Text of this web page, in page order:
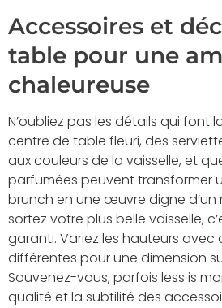
Accessoires et
table pour une
chaleureuse
N’oubliez pas les détails qui font
centre de table fleuri, des
aux couleurs de la vaisselle, et
parfumées peuvent transformer
brunch en une œuvre digne d’un
sortez votre plus belle vaisselle,
garanti. Variez les hauteurs avec
différentes pour une dimension
Souvenez-vous, parfois less is
qualité et la subtilité des